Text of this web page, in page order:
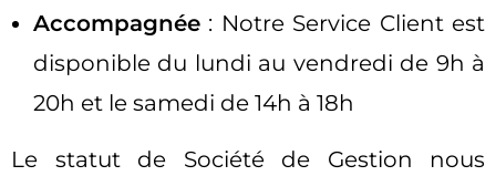
Accompagnée : Notre Service Client est
disponible du lundi au vendredi de 9h à
20h et le samedi de 14h à 18h
Le statut de Société de Gestion nous